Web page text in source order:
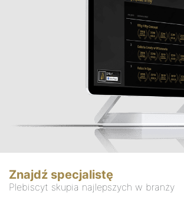
Znajdź specjalistę
Plebiscyt skupia najlepszych w branży